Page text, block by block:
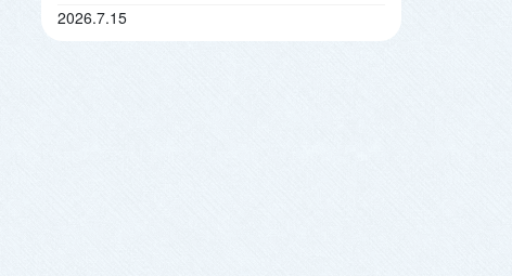
2026.7.15